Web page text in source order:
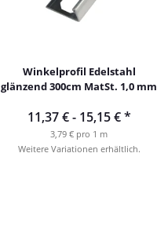
Winkelprofil Edelstahl
glänzend 300cm MatSt. 1,0 mm
11,37 € - 15,15 €*
3,79 € pro 1 m
Weitere Variationen erhältlich.